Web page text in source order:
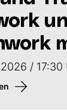
/ 17:30